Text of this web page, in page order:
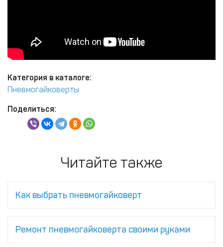
Категория в каталоге:
Пневмогайковерты
Поделиться:
Читайте также
Как выбрать пневмогайковерт
Ремонт пневмогайковерта своими руками